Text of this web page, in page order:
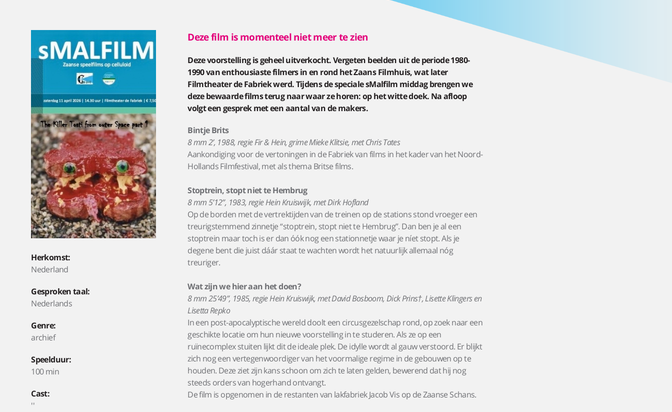
Herkomst:
Nederland
Gesproken taal:
Nederlands
Genre:
archief
Speelduur:
100 min
Cast:
''
Deze film is momenteel niet meer te zien
Deze voorstelling is geheel uitverkocht. Vergeten beelden uit de periode 1980-
1990 van enthousiaste filmers in en rond het Zaans Filmhuis, wat later
Filmtheater de Fabriek werd. Tijdens de speciale sMalfilm middag brengen we
deze bewaarde films terug naar waar ze horen: op het witte doek. Na afloop
volgt een gesprek met een aantal van de makers.
Bintje Brits
8 mm 2’, 1988, regie Fir & Hein, grime Mieke Klitsie, met Chris Tates
Aankondiging voor de vertoningen in de Fabriek van films in het kader van het Noord-
Hollands Filmfestival, met als thema Britse films.
Stoptrein, stopt niet te Hembrug
8 mm 5’12”, 1983, regie Hein Kruiswijk, met Dirk Hofland
Op de borden met de vertrektijden van de treinen op de stations stond vroeger een
treurigstemmend zinnetje “stoptrein, stopt niet te Hembrug”. Dan ben je al een
stoptrein maar toch is er dan óók nog een stationnetje waar je níet stopt. Als je
degene bent die juist dáár staat te wachten wordt het natuurlijk allemaal nóg
treuriger.
Wat zijn we hier aan het doen?
8 mm 25’49”, 1985, regie Hein Kruiswijk, met David Bosboom, Dick Prins†, Lisette Klingers en
Lisetta Repko
In een post-apocalyptische wereld doolt een circusgezelschap rond, op zoek naar een
geschikte locatie om hun nieuwe voorstelling in te studeren. Als ze op een
ruïnecomplex stuiten lijkt dit de ideale plek. De idylle wordt al gauw verstoord. Er blijkt
zich nog een vertegenwoordiger van het voormalige regime in de gebouwen op te
houden. Deze ziet zijn kans schoon om zich te laten gelden, bewerend dat hij nog
steeds orders van hogerhand ontvangt.
De film is opgenomen in de restanten van lakfabriek Jacob Vis op de Zaanse Schans.